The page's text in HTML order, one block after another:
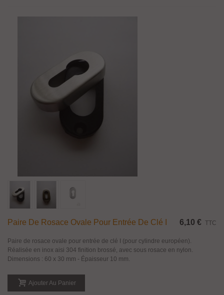
Paire De Rosace Ovale Pour Entrée De Clé I 6,10 € TTC
Paire de rosace ovale pour entrée de clé I (pour cylindre européen).
Réalisée en inox aisi 304 finition brossé, avec sous rosace en nylon.
Dimensions : 60 x 30 mm - Épaisseur 10 mm.
Ajouter Au Panier